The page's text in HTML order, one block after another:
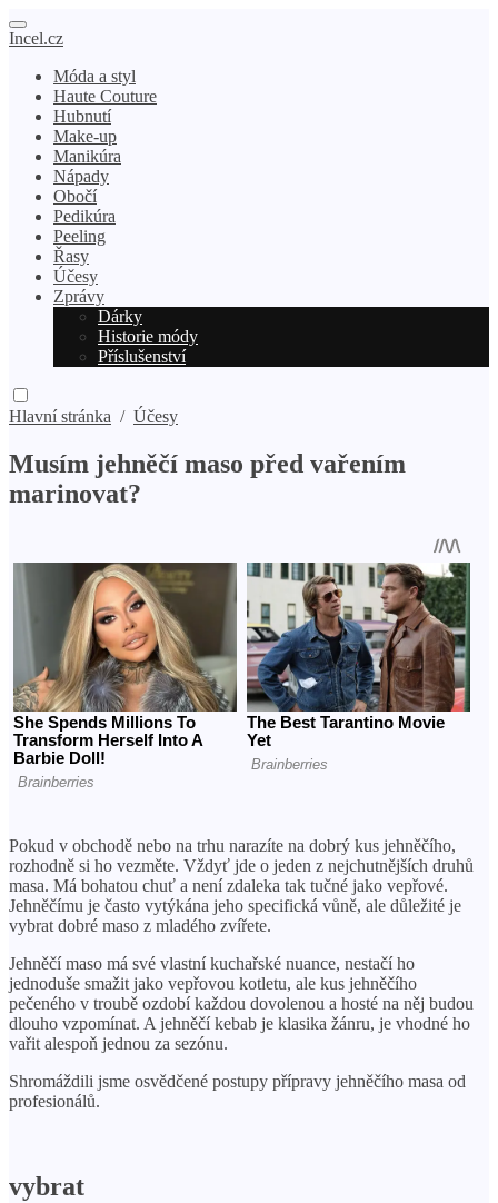
Incel.cz
Móda a styl
Haute Couture
Hubnutí
Make-up
Manikúra
Nápady
Obočí
Pedikúra
Peeling
Řasy
Účesy
Zprávy
Dárky
Historie módy
Příslušenství
Hlavní stránka / Účesy
Musím jehněčí maso před vařením
marinovat?
Pokud v obchodě nebo na trhu narazíte na dobrý kus jehněčího,
rozhodně si ho vezměte. Vždyť jde o jeden z nejchutnějších druhů
masa. Má bohatou chuť a není zdaleka tak tučné jako vepřové.
Jehněčímu je často vytýkána jeho specifická vůně, ale důležité je
vybrat dobré maso z mladého zvířete.
Jehněčí maso má své vlastní kuchařské nuance, nestačí ho
jednoduše smažit jako vepřovou kotletu, ale kus jehněčího
pečeného v troubě ozdobí každou dovolenou a hosté na něj budou
dlouho vzpomínat. A jehněčí kebab je klasika žánru, je vhodné ho
vařit alespoň jednou za sezónu.
Shromáždili jsme osvědčené postupy přípravy jehněčího masa od
profesionálů.
vybrat